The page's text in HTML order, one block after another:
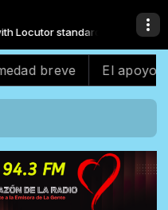
standard
El apoyo latino a